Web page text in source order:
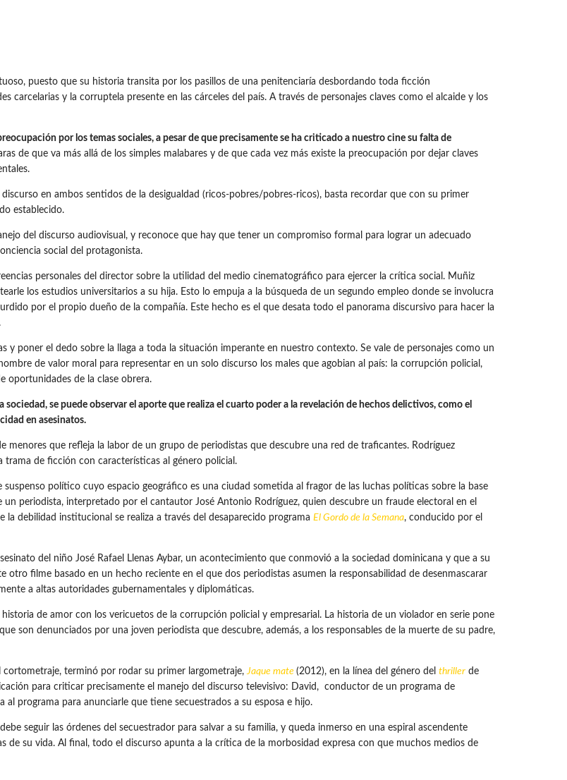
puesto que su historia transita por los pasillos de una penitenciaría desbordando toda ficción
carcelarias y la corruptela presente en las cárceles del país. A través de personajes claves como el alcaide y los
por los temas sociales, a pesar de que precisamente se ha criticado a nuestro cine su falta de
de que va más allá de los simples malabares y de que cada vez más existe la preocupación por dejar claves
en ambos sentidos de la desigualdad (ricos-pobres/pobres-ricos), basta recordar que con su primer
establecido.
del discurso audiovisual, y reconoce que hay que tener un compromiso formal para lograr un adecuado
social del protagonista.
personales del director sobre la utilidad del medio cinematográfico para ejercer la crítica social. Muñiz
los estudios universitarios a su hija. Esto lo empuja a la búsqueda de un segundo empleo donde se involucra
por el propio dueño de la compañía. Este hecho es el que desata todo el panorama discursivo para hacer la
y poner el dedo sobre la llaga a toda la situación imperante en nuestro contexto. Se vale de personajes como un
de valor moral para representar en un solo discurso los males que agobian al país: la corrupción policial,
oportunidades de la clase obrera.
se puede observar el aporte que realiza el cuarto poder a la revelación de hechos delictivos, como el
en asesinatos.
menores que refleja la labor de un grupo de periodistas que descubre una red de traficantes. Rodríguez
de ficción con características al género policial.
político cuyo espacio geográfico es una ciudad sometida al fragor de las luchas políticas sobre la base
periodista, interpretado por el cantautor José Antonio Rodríguez, quien descubre un fraude electoral en el
debilidad institucional se realiza a través del desaparecido programa El Gordo de la Semana, conducido por el
del niño José Rafael Llenas Aybar, un acontecimiento que conmovió a la sociedad dominicana y que a su
filme basado en un hecho reciente en el que dos periodistas asumen la responsabilidad de desenmascarar
a altas autoridades gubernamentales y diplomáticas.
de amor con los vericuetos de la corrupción policial y empresarial. La historia de un violador en serie pone
son denunciados por una joven periodista que descubre, además, a los responsables de la muerte de su padre,
terminó por rodar su primer largometraje, Jaque mate (2012), en la línea del género del thriller de
para criticar precisamente el manejo del discurso televisivo: David, conductor de un programa de
programa para anunciarle que tiene secuestrados a su esposa e hijo.
seguir las órdenes del secuestrador para salvar a su familia, y queda inmerso en una espiral ascendente
de su vida. Al final, todo el discurso apunta a la crítica de la morbosidad expresa con que muchos medios de